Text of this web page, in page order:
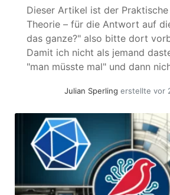
Dieser Artikel ist der
Theorie – für die Antwort auf
das ganze?" also bitte dort
Damit ich nicht als jemand
"man müsste mal" und dann
Proof of Concept wie man in
Julian Sperling erstellte vor